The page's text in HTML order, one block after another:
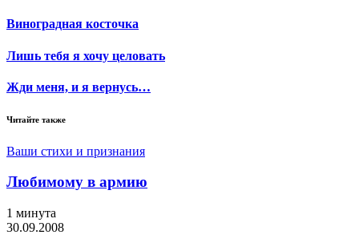
Виноградная косточка
Лишь тебя я хочу целовать
Жди меня, и я вернусь…
Читайте также
Ваши стихи и признания
Любимому в армию
1 минута
30.09.2008